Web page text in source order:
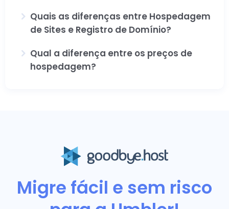
Quais as diferenças entre Hospedagem
de Sites e Registro de Domínio?
Qual a diferença entre os preços de
hospedagem?
Migre fácil e sem risco